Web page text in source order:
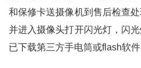
和保修卡送摄像机到售后检查
并进入摄像头打开闪光灯，闪
已下载第三方手电筒或flash软